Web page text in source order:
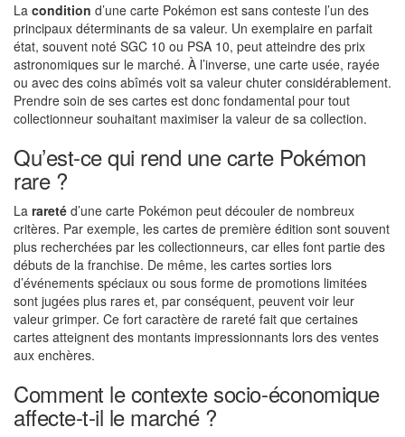
La condition d’une carte Pokémon est sans conteste l’un des
principaux déterminants de sa valeur. Un exemplaire en parfait
état, souvent noté SGC 10 ou PSA 10, peut atteindre des prix
astronomiques sur le marché. À l’inverse, une carte usée, rayée
ou avec des coins abîmés voit sa valeur chuter considérablement.
Prendre soin de ses cartes est donc fondamental pour tout
collectionneur souhaitant maximiser la valeur de sa collection.
Qu’est-ce qui rend une carte Pokémon
rare ?
La rareté d’une carte Pokémon peut découler de nombreux
critères. Par exemple, les cartes de première édition sont souvent
plus recherchées par les collectionneurs, car elles font partie des
débuts de la franchise. De même, les cartes sorties lors
d’événements spéciaux ou sous forme de promotions limitées
sont jugées plus rares et, par conséquent, peuvent voir leur
valeur grimper. Ce fort caractère de rareté fait que certaines
cartes atteignent des montants impressionnants lors des ventes
aux enchères.
Comment le contexte socio-économique
affecte-t-il le marché ?